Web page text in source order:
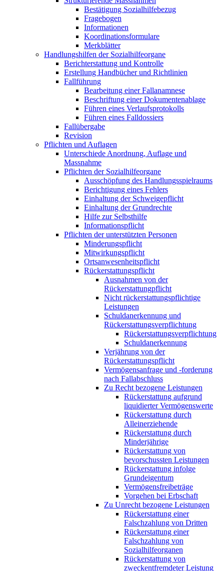
Bestätigung Sozialhilfebezug
Fragebogen
Informationen
Koordinationsformulare
Merkblätter
Handlungshilfen der Sozialhilfeorgane
Berichterstattung und Kontrolle
Erstellung Handbücher und Richtlinien
Fallführung
Bearbeitung einer Fallanamnese
Beschriftung einer Dokumentenablage
Führen eines Verlaufsprotokolls
Führen eines Falldossiers
Fallübergabe
Revision
Pflichten und Auflagen
Unterschiede Anordnung, Auflage und
Massnahme
Pflichten der Sozialhilfeorgane
Ausschöpfung des Handlungsspielraums
Berichtigung eines Fehlers
Einhaltung der Schweigepflicht
Einhaltung der Grundrechte
Hilfe zur Selbsthilfe
Informationspflicht
Pflichten der unterstützten Personen
Minderungspflicht
Mitwirkungspflicht
Ortsanwesenheitspflicht
Rückerstattungspflicht
Ausnahmen von der
Rückerstattungpflicht
Nicht rückerstattungspflichtige
Leistungen
Schuldanerkennung und
Rückerstattungsverpflichtung
Rückerstattungsverpflichtung
Schuldanerkennung
Verjährung von der
Rückerstattungspflicht
Vermögensanfrage und -forderung
nach Fallabschluss
Zu Recht bezogene Leistungen
Rückerstattung aufgrund
liquidierter Vermögenswerte
Rückerstattung durch
Alleinerziehende
Rückerstattung durch
Minderjährige
Rückerstattung von
bevorschussten Leistungen
Rückerstattung infolge
Grundeigentum
Vermögensfreibeträge
Vorgehen bei Erbschaft
Zu Unrecht bezogene Leistungen
Rückerstattung einer
Falschzahlung von Dritten
Rückerstattung einer
Falschzahlung von
Sozialhilfeorganen
Rückerstattung von
zweckentfremdeter Leistung